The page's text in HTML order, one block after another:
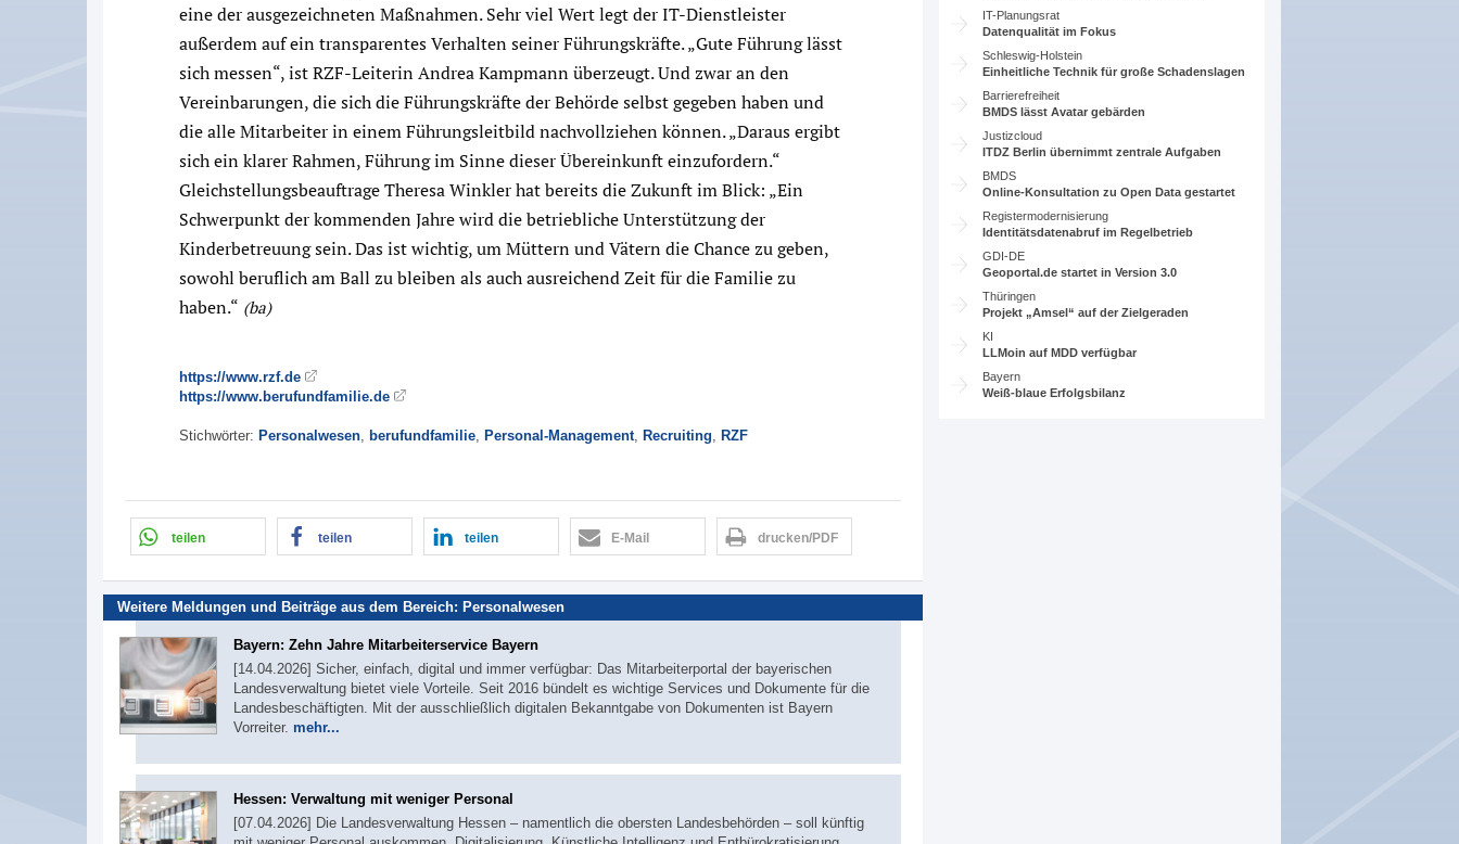
eine der ausgezeichneten Maßnahmen. Sehr viel Wert legt der IT-Dienstleister
außerdem auf ein transparentes Verhalten seiner Führungskräfte. „Gute Führung lässt
sich messen“, ist RZF-Leiterin Andrea Kampmann überzeugt. Und zwar an den
Vereinbarungen, die sich die Führungskräfte der Behörde selbst gegeben haben und
die alle Mitarbeiter in einem Führungsleitbild nachvollziehen können. „Daraus ergibt
sich ein klarer Rahmen, Führung im Sinne dieser Übereinkunft einzufordern.“
Gleichstellungsbeauftrage Theresa Winkler hat bereits die Zukunft im Blick: „Ein
Schwerpunkt der kommenden Jahre wird die betriebliche Unterstützung der
Kinderbetreuung sein. Das ist wichtig, um Müttern und Vätern die Chance zu geben,
sowohl beruflich am Ball zu bleiben als auch ausreichend Zeit für die Familie zu
haben.“ (ba)
https://www.rzf.de
https://www.berufundfamilie.de
Stichwörter: Personalwesen berufundfamilie Personal-Management Recruiting RZF
teilen teilen teilen E-Mail drucken/PDF
Weitere Meldungen und Beiträge aus dem Bereich: Personalwesen
Bayern: Zehn Jahre Mitarbeiterservice Bayern
[14.04.2026] Sicher, einfach, digital und immer verfügbar: Das Mitarbeiterportal der bayerischen
Landesverwaltung bietet viele Vorteile. Seit 2016 bündelt es wichtige Services und Dokumente für die
Landesbeschäftigten. Mit der ausschließlich digitalen Bekanntgabe von Dokumenten ist Bayern
Vorreiter. mehr...
Hessen: Verwaltung mit weniger Personal
[07.04.2026] Die Landesverwaltung Hessen – namentlich die obersten Landesbehörden – soll künftig
IT-Planungsrat
Datenqualität im Fokus
Schleswig-Holstein
Einheitliche Technik für große Schadenslagen
Barrierefreiheit
BMDS lässt Avatar gebärden
Justizcloud
ITDZ Berlin übernimmt zentrale Aufgaben
BMDS
Online-Konsultation zu Open Data gestartet
Registermodernisierung
Identitätsdatenabruf im Regelbetrieb
GDI-DE
Geoportal.de startet in Version 3.0
Thüringen
Projekt „Amsel“ auf der Zielgeraden
KI
LLMoin auf MDD verfügbar
Bayern
Weiß-blaue Erfolgsbilanz